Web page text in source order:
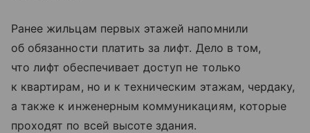
Ранее жильцам первых этажей напомнили
об обязанности платить за лифт. Дело в том,
что лифт обеспечивает доступ не только
к квартирам, но и к техническим этажам, чердаку,
а также к инженерным коммуникациям, которые
проходят по всей высоте здания.